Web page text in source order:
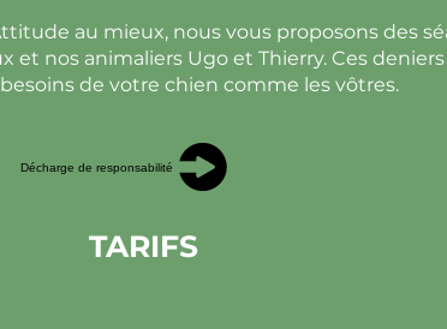
au mieux, nous vous proposons des
et nos animaliers Ugo et Thierry. Ces
de votre chien comme les vôtres.
Décharge de responsabilité
TARIFS